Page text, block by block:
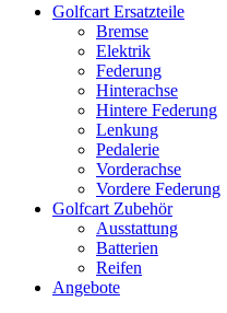
Golfcart Ersatzteile
Bremse
Elektrik
Federung
Hinterachse
Hintere Federung
Lenkung
Pedalerie
Vorderachse
Vordere Federung
Golfcart Zubehör
Ausstattung
Batterien
Reifen
Angebote